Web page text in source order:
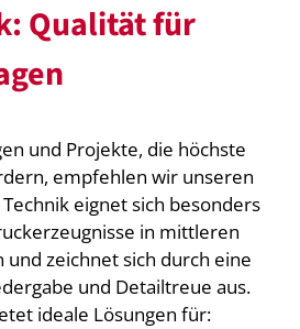
Qualität für
und Projekte, die höchste
empfehlen wir unseren
eignet sich besonders
in mittleren
und zeichnet sich durch eine
und Detailtreue aus.
ideale Lösungen für: